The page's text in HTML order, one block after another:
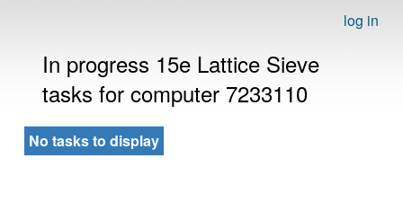
log in
In progress 15e Lattice Sieve
tasks for computer 7233110
No tasks to display